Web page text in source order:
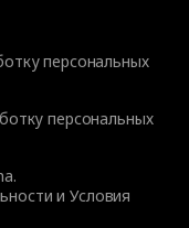
персональных
персональных
иУсловия